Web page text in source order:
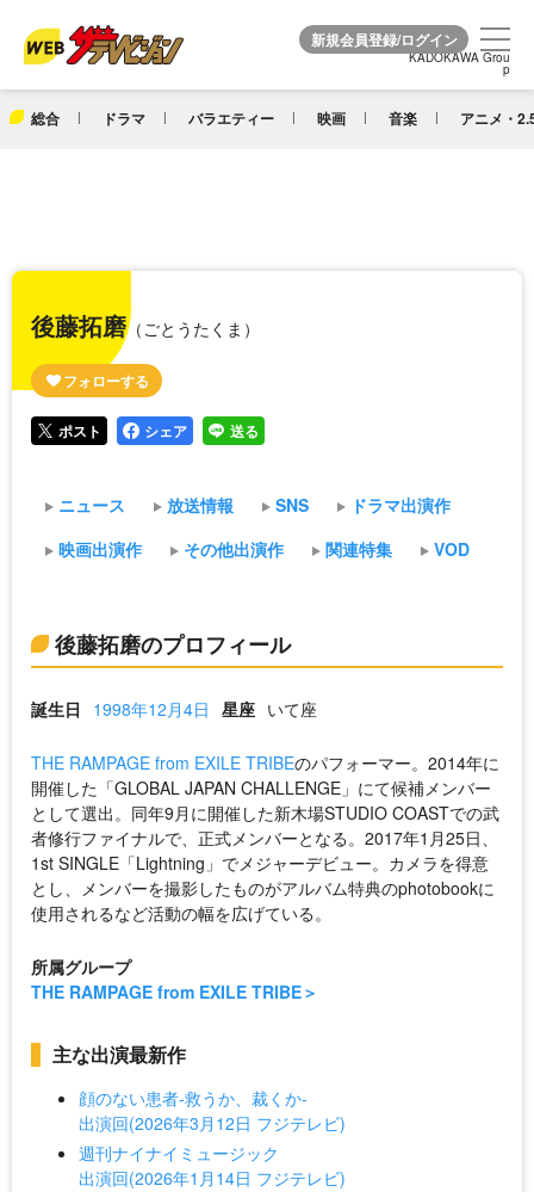
KADOKAWA Grou
p
総合 ドラマ バラエティー 映画 音楽 アニメ・
KADOKAWA Grou
p
後藤拓磨（ごとうたくま）
ポスト シェア 送る
ニュース 放送情報 SNS
ドラマ出演作
映画出演作
その他出演作 関連特集 VOD
後藤拓磨のプロフィール
誕生日 1998年12月4日 星座 いて座
THE RAMPAGE from EXILE TRIBEのパフォーマー。2014年に
開催した「GLOBAL JAPAN CHALLENGE」にて候補メンバー
として選出。同年9月に開催した新木場STUDIO COASTでの武
者修行ファイナルで、正式メンバーとなる。2017年1月25日、
1st SINGLE「Lightning」でメジャーデビュー。カメラを得意
とし、メンバーを撮影したものがアルバム特典のphotobookに
使用されるなど活動の幅を広げている。
所属グループ
THE RAMPAGE from EXILE TRIBE
主な出演最新作
顔のない患者-救うか、裁くか-
出演回(2026年3月12日 フジテレビ)
週刊ナイナイミュージック
出演回(2026年1月14日 フジテレビ)